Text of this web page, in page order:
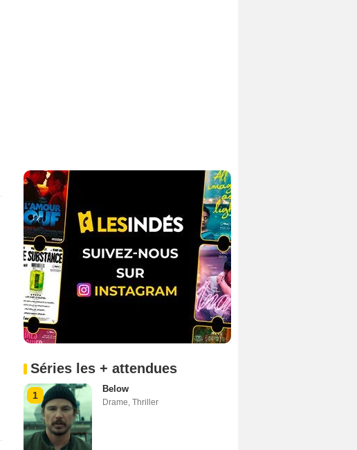
Séries les + attendues
1
Below
Drame Thriller